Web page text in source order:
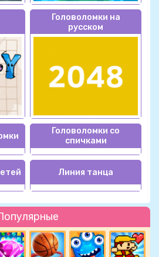
Головоломки на
русском
Головоломки со
спичками
Линия танца